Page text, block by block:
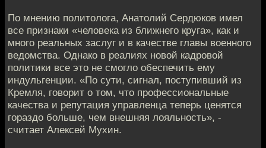
По мнению политолога, Анатолий Сердюков имел
все признаки «человека из ближнего круга», как и
много реальных заслуг и в качестве главы военного
ведомства. Однако в реалиях новой кадровой
политики все это не смогло обеспечить ему
индульгенции. «По сути, сигнал, поступивший из
Кремля, говорит о том, что профессиональные
качества и репутация управленца теперь ценятся
гораздо больше, чем внешняя лояльность», -
считает Алексей Мухин.